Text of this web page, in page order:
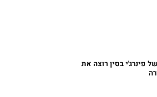
פינרג'י בסין רוצה את